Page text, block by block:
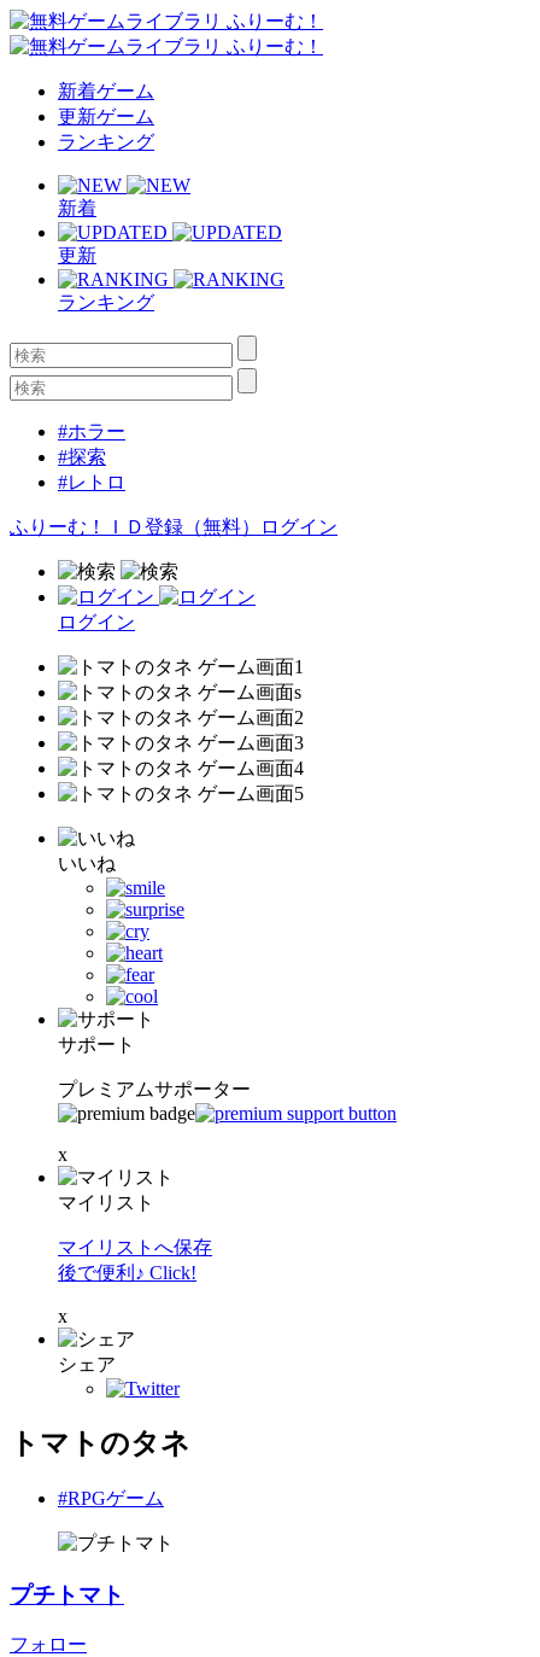
新着ゲーム
更新ゲーム
ランキング
新着
更新
ランキング
#ホラー
#探索
#レトロ
ふりーむ！ＩＤ登録（無料） ログイン
ログイン
いいね
サポート
プレミアムサポーター
x
マイリスト
マイリストへ保存
後で便利♪ Click!
x
シェア
トマトのタネ
#RPGゲーム
プチトマト
フォロー